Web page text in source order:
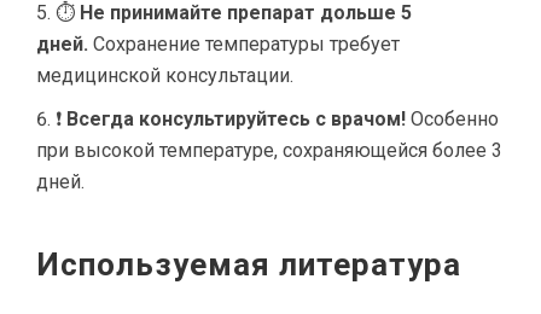
⏱ Не принимайте препарат дольше 5
дней. Сохранение температуры требует
медицинской консультации.
❗ Всегда консультируйтесь с врачом! Особенно
при высокой температуре, сохраняющейся более 3
дней.
Используемая литература